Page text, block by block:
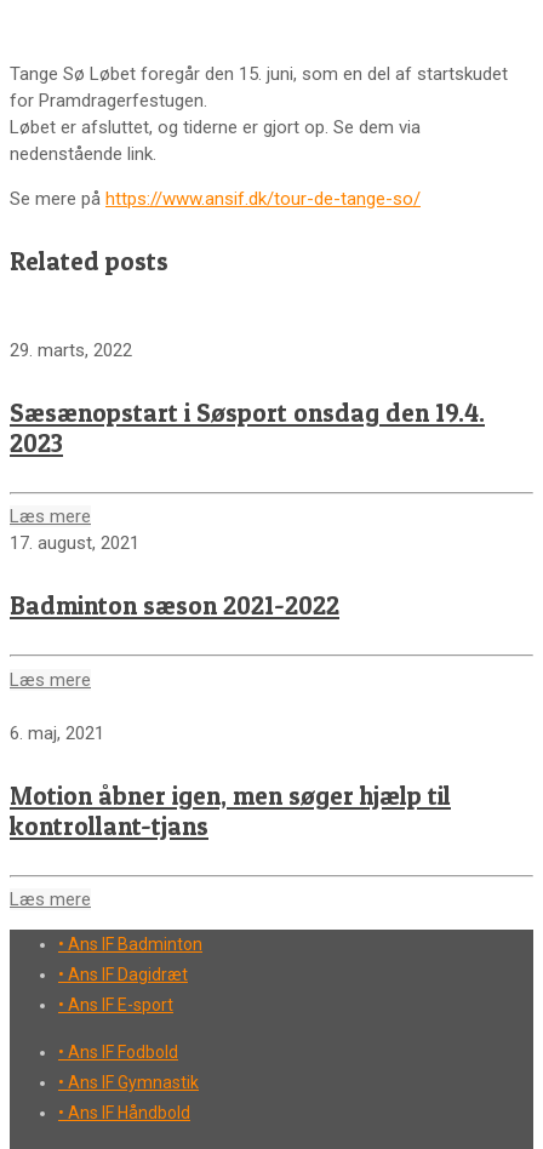
Tange Sø Løbet foregår den 15. juni, som en del af startskudet
for Pramdragerfestugen.
Løbet er afsluttet, og tiderne er gjort op. Se dem via
nedenstående link.
Se mere på https://www.ansif.dk/tour-de-tange-so/
Related posts
29. marts, 2022
Sæsænopstart i Søsport onsdag den 19.4.
2023
Læs mere
17. august, 2021
Badminton sæson 2021-2022
Læs mere
6. maj, 2021
Motion åbner igen, men søger hjælp til
kontrollant-tjans
Læs mere
• Ans IF Badminton
• Ans IF Dagidræt
• Ans IF E-sport
• Ans IF Fodbold
• Ans IF Gymnastik
• Ans IF Håndbold